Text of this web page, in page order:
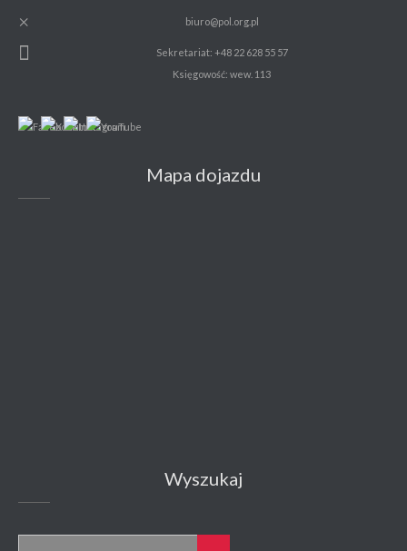
biuro@pol.org.pl
Sekretariat: +48 22 628 55 57
Księgowość: wew. 113
Mapa dojazdu
Wyszukaj